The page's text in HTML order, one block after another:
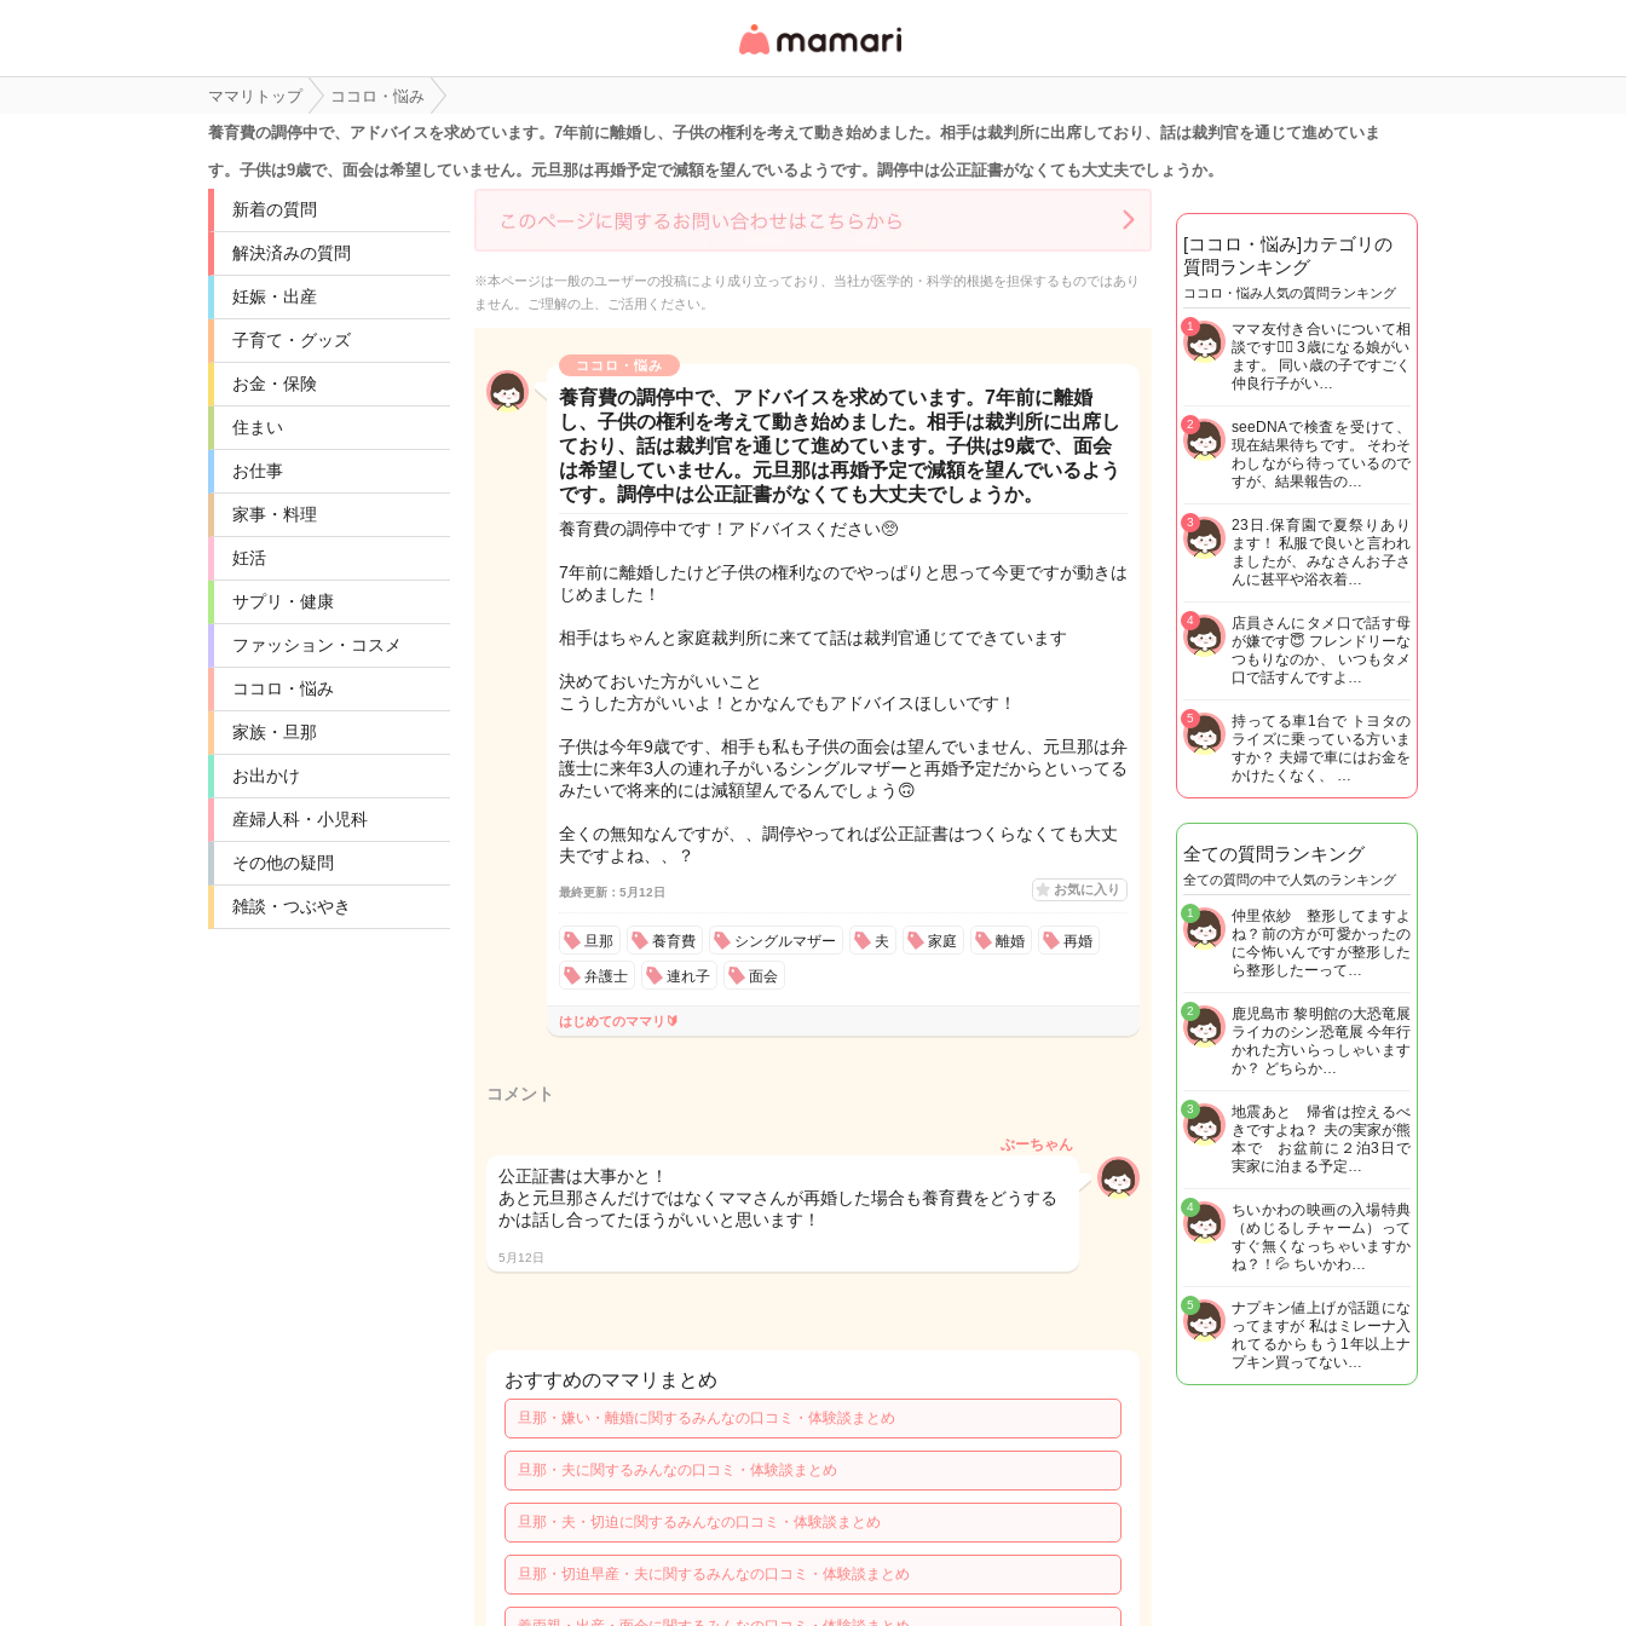
リ・情報サイト
ママリトップ
ココロ・悩み
養育費の調停中で、アドバイスを求めています。7年前に離婚し、子供の権利を考えて動き始めました。相手は裁判所に出席しており、話は裁判官を通じて進めていま
す。子供は9歳で、面会は希望していません。元旦那は再婚予定で減額を望んでいるようです。調停中は公正証書がなくても大丈夫でしょうか。
新着の質問
解決済みの質問
妊娠・出産
子育て・グッズ
お金・保険
住まい
お仕事
家事・料理
妊活
サプリ・健康
ファッション・コスメ
ココロ・悩み
家族・旦那
お出かけ
産婦人科・小児科
その他の疑問
雑談・つぶやき
※本ページは一般のユーザーの投稿により成り立っており、当社が医学的・科学的根拠を担保するものではあり
ません。ご理解の上、ご活用ください。
ココロ・悩み
養育費の調停中で、アドバイスを求めています。7年前に離婚
し、子供の権利を考えて動き始めました。相手は裁判所に出席し
ており、話は裁判官を通じて進めています。子供は9歳で、面会
は希望していません。元旦那は再婚予定で減額を望んでいるよう
です。調停中は公正証書がなくても大丈夫でしょうか。
養育費の調停中です！アドバイスください🥺
7年前に離婚したけど子供の権利なのでやっぱりと思って今更ですが動きは
じめました！
相手はちゃんと家庭裁判所に来てて話は裁判官通じてできています
決めておいた方がいいこと
こうした方がいいよ！とかなんでもアドバイスほしいです！
子供は今年9歳です、相手も私も子供の面会は望んでいません、元旦那は弁
護士に来年3人の連れ子がいるシングルマザーと再婚予定だからといってる
みたいで将来的には減額望んでるんでしょう🙃
全くの無知なんですが、、調停やってれば公正証書はつくらなくても大丈
夫ですよね、、？
最終更新：5月12日 お気に入り
旦那 養育費 シングルマザー 夫 家庭 離婚 再婚
弁護士 連れ子 面会
はじめてのママリ🔰‪
コメント
ぶーちゃん
公正証書は大事かと！
あと元旦那さんだけではなくママさんが再婚した場合も養育費をどうする
かは話し合ってたほうがいいと思います！
5月12日
おすすめのママリまとめ
旦那・嫌い・離婚に関するみんなの口コミ・体験談まとめ
旦那・夫に関するみんなの口コミ・体験談まとめ
旦那・夫・切迫に関するみんなの口コミ・体験談まとめ
旦那・切迫早産・夫に関するみんなの口コミ・体験談まとめ
[ココロ・悩み]カテゴリの
質問ランキング
ココロ・悩み人気の質問ランキング
ママ友付き合いについて相
談です🙇‍♂️ 3歳になる娘がい
ます。 同い歳の子ですごく
仲良行子がい…
1
seeDNAで検査を受けて、
現在結果待ちです。 そわそ
わしながら待っているので
すが、結果報告の…
2
23日.保育園で夏祭りあり
ます！ 私服で良いと言われ
ましたが、みなさんお子さ
んに甚平や浴衣着…
3
店員さんにタメ口で話す母
が嫌です😇 フレンドリーな
つもりなのか、 いつもタメ
口で話すんですよ…
4
持ってる車1台で トヨタの
ライズに乗っている方いま
すか？ 夫婦で車にはお金を
かけたくなく、 …
5
全ての質問ランキング
全ての質問の中で人気のランキング
仲里依紗 整形してますよ
ね？前の方が可愛かったの
に今怖いんですが整形した
ら整形したーって…
1
鹿児島市 黎明館の大恐竜展
ライカのシン恐竜展 今年行
かれた方いらっしゃいます
か？ どちらか…
2
地震あと 帰省は控えるべ
きですよね？ 夫の実家が熊
本で お盆前に２泊3日で
実家に泊まる予定…
3
ちいかわの映画の入場特典
（めじるしチャーム）って
すぐ無くなっちゃいますか
ね？！💦 ちいかわ…
4
ナプキン値上げが話題にな
ってますが 私はミレーナ入
れてるからもう1年以上ナ
プキン買ってない…
5